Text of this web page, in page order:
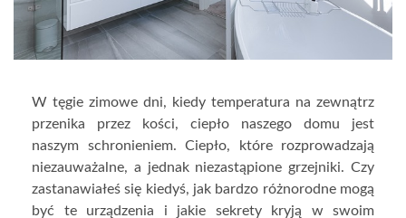
W tęgie zimowe dni, kiedy temperatura na zewnątrz
przenika przez kości, ciepło naszego domu jest
naszym schronieniem. Ciepło, które rozprowadzają
niezauważalne, a jednak niezastąpione grzejniki. Czy
zastanawiałeś się kiedyś, jak bardzo różnorodne mogą
być te urządzenia i jakie sekrety kryją w swoim